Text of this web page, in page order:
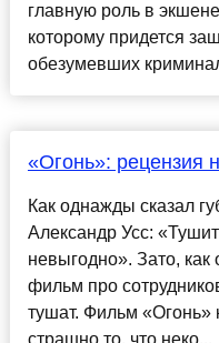
главную роль в
которому придется
обезумевших
«Огонь»: рецензия
Как однажды сказал
Александр Усс:
невыгодно». Зато, как
фильм про
тушат. Фильм «Огонь»